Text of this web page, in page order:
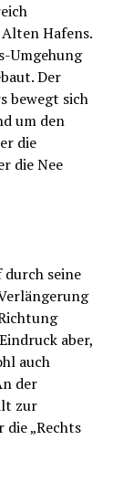
Hafens.
Umgehung
Der
bewegt sich
um den
die
die Nee
seine
aber,
auch
der
zur
„Rechts